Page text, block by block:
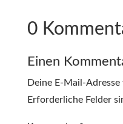
0
Einen
Deine E-Mail-
Erforderliche Felder